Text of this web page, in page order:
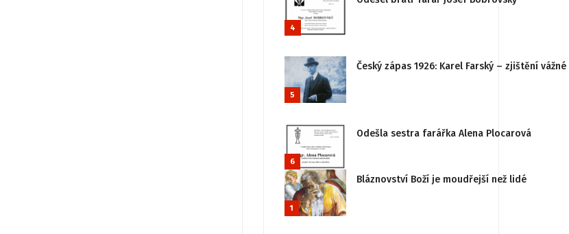
4
5
Český zápas 1926: Karel Farský – zjištění
6
Odešla sestra farářka Alena Plocarová
1
Bláznovství Boží je moudřejší než lidé